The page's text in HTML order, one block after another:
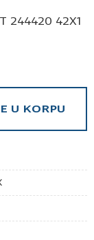
244420 42X1
U KORPU